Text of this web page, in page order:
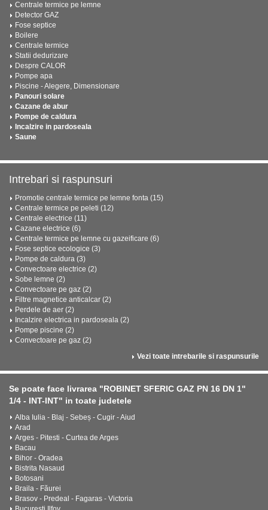
Centrale termice pe lemne
Detector GAZ
Fose septice
Boilere
Centrale termice
Statii dedurizare
Despre CALOR
Pompe apa
Piscine - Alegere, Dimensionare
Panouri solare
Cazane de abur
Pompe de caldura
Incalzire in pardoseala
Saune
Intrebari si raspunsuri
Promotie centrale termice pe lemne fonta (15)
Centrale termice pe peleti (12)
Centrale electrice (11)
Cazane electrice (6)
Centrale termice pe lemne cu gazeificare (6)
Fose septice ecologice (3)
Pompe de caldura (3)
Convectoare electrice (2)
Sobe lemne (2)
Convectoare pe gaz (2)
Filtre magnetice anticalcar (2)
Perdele de aer (2)
Incalzire electrica in pardoseala (2)
Pompe piscine (2)
Convectoare pe gaz (2)
Vezi toate intrebarile si raspunsurile
Se poate face livrarea "ROBINET SFERIC GAZ PN 16 DN 1"
1/4 - INT-INT" in toate judetele
Alba Iulia - Blaj - Sebeș - Cugir - Aiud
Arad
Arges - Pitesti - Curtea de Arges
Bacau
Bihor - Oradea
Bistrita Nasaud
Botosani
Braila - Făurei
Brasov - Predeal - Fagaras - Victoria